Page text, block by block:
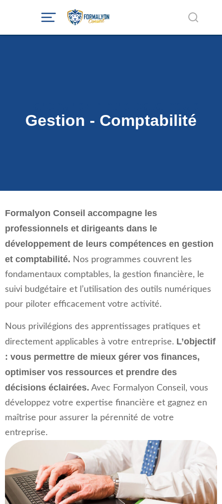
Gestion - Comptabilité
Formalyon Conseil accompagne les
professionnels et dirigeants dans le
développement de leurs compétences en gestion
et comptabilité. Nos programmes couvrent les
fondamentaux comptables, la gestion financière, le
suivi budgétaire et l’utilisation des outils numériques
pour piloter efficacement votre activité.
Nous privilégions des apprentissages pratiques et
directement applicables à votre entreprise. L’objectif
: vous permettre de mieux gérer vos finances,
optimiser vos ressources et prendre des
décisions éclairées. Avec Formalyon Conseil, vous
développez votre expertise financière et gagnez en
maîtrise pour assurer la pérennité de votre
entreprise.